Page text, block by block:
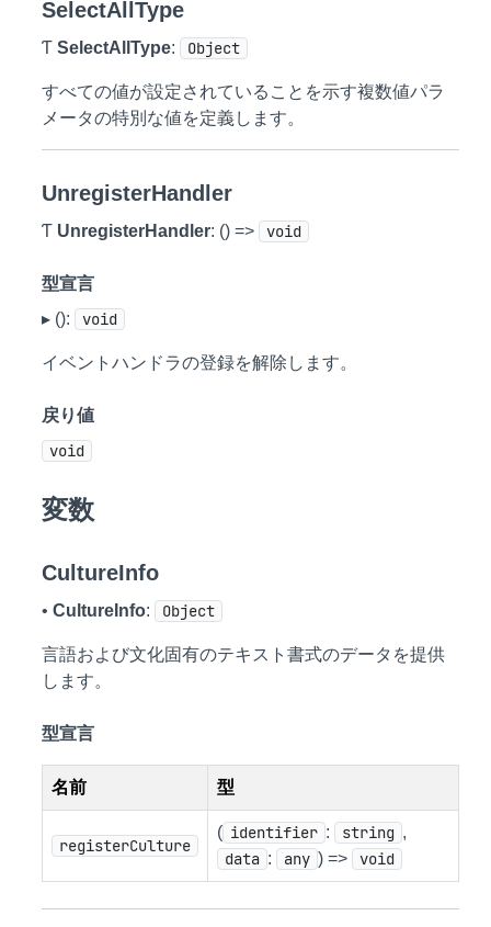
SelectAllType
Ƭ SelectAllType: Object
すべての値が設定されていることを示す複数値パラ
メータの特別な値を定義します。
UnregisterHandler
Ƭ UnregisterHandler: () => void
型宣言
▸ ():
void
イベントハンドラの登録を解除します。
戻り値
void
変数
CultureInfo
• CultureInfo: Object
言語および文化固有のテキスト書式のデータを提供
します。
型宣言
名前 型
registerCulture
( identifier : string ,
data : any ) => void